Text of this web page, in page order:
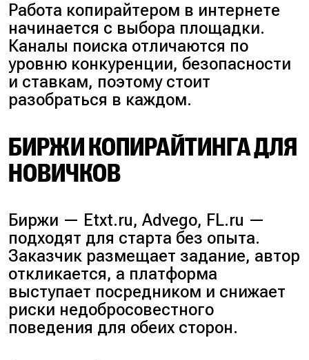
Работа копирайтером в интернете
начинается с выбора площадки.
Каналы поиска отличаются по
уровню конкуренции, безопасности
и ставкам, поэтому стоит
разобраться в каждом.
БИРЖИ КОПИРАЙТИНГА ДЛЯ
НОВИЧКОВ
Биржи — Etxt.ru, Advego, FL.ru —
подходят для старта без опыта.
Заказчик размещает задание, автор
откликается, а платформа
выступает посредником и снижает
риски недобросовестного
поведения для обеих сторон.